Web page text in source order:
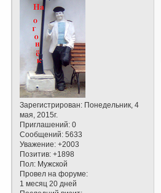
Зарегистрирован: Понедельник, 4
мая, 2015г.
Приглашений: 0
Сообщений: 5633
Уважение: +2003
Позитив: +1898
Пол: Мужской
Провел на форуме:
1 месяц 20 дней